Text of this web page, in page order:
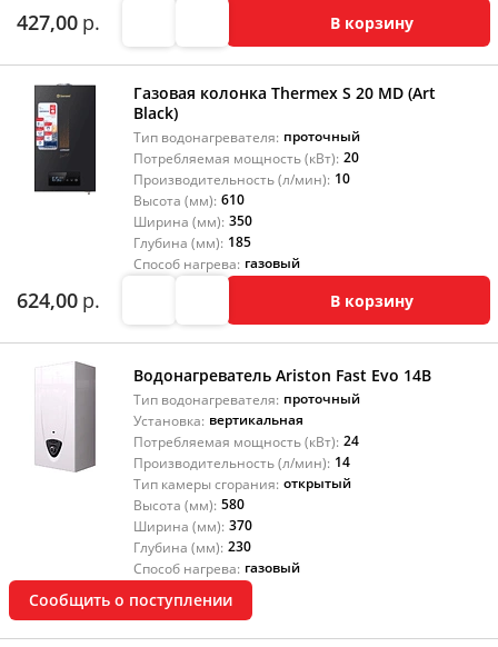
427,00 р. В корзину
Газовая колонка Thermex S 20 MD (Art
Black)
Тип водонагревателя: проточный
Потребляемая мощность (кВт): 20
Производительность (л/мин): 10
Высота (мм): 610
Ширина (мм): 350
Глубина (мм): 185
Способ нагрева: газовый
624,00 р. В корзину
Водонагреватель Ariston Fast Evo 14B
Тип водонагревателя: проточный
Установка: вертикальная
Потребляемая мощность (кВт): 24
Производительность (л/мин): 14
Тип камеры сгорания: открытый
Высота (мм): 580
Ширина (мм): 370
Глубина (мм): 230
Способ нагрева: газовый
Сообщить о поступлении